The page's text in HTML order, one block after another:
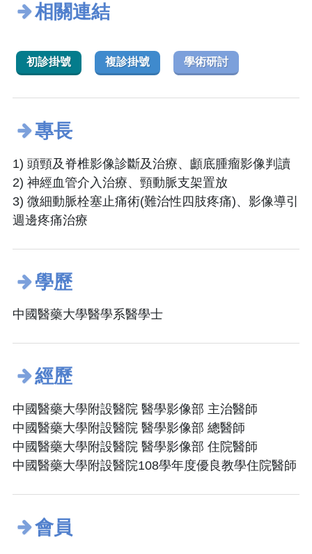
相關連結
初診掛號 複診掛號 學術研討
專長
1) 頭頸及脊椎影像診斷及治療、顱底腫瘤影像判讀
2) 神經血管介入治療、頸動脈支架置放
3) 微細動脈栓塞止痛術(難治性四肢疼痛)、影像導引
週邊疼痛治療
學歷
中國醫藥大學醫學系醫學士
經歷
中國醫藥大學附設醫院 醫學影像部 主治醫師
中國醫藥大學附設醫院 醫學影像部 總醫師
中國醫藥大學附設醫院 醫學影像部 住院醫師
中國醫藥大學附設醫院108學年度優良教學住院醫師
會員